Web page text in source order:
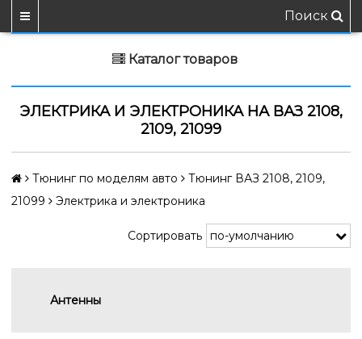
Поиск
Каталог товаров
ЭЛЕКТРИКА И ЭЛЕКТРОНИКА НА ВАЗ 2108,
2109, 21099
Тюнинг по моделям авто
Тюнинг ВАЗ 2108, 2109,
21099
Электрика и электроника
Сортировать
Антенны